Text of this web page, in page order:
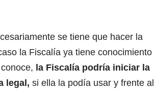
se tiene que hacer la
la Fiscalía ya tiene conocimiento
la Fiscalía podría iniciar la
legal, si ella la podía usar y frente al